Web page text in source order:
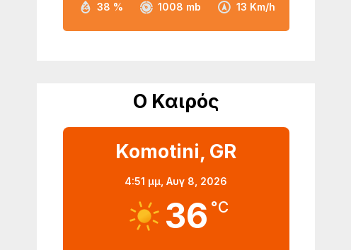
38 % 1008 mb 13 Km/h
Ο Καιρός
Komotini, GR
4:51 μμ,Αυγ 8, 2026
36 °C